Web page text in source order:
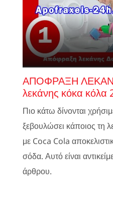
ΑΠΟΦΡΑΞΗ
λεκάνης κόκα κόλα
Πιο κάτω δίνονται
ξεβουλώσει κάποιος τη
με Coca Cola
σόδα. Αυτό είναι
άρθρου.